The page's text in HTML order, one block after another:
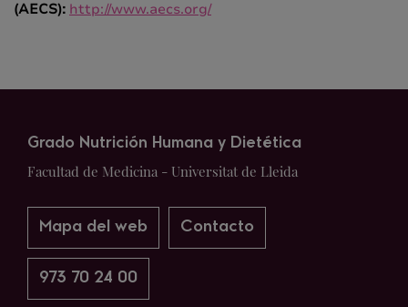
(AECS): http://www.aecs.org/
Grado Nutrición Humana y Dietética
Facultad de Medicina - Universitat de Lleida
Mapa del web Contacto
973 70 24 00